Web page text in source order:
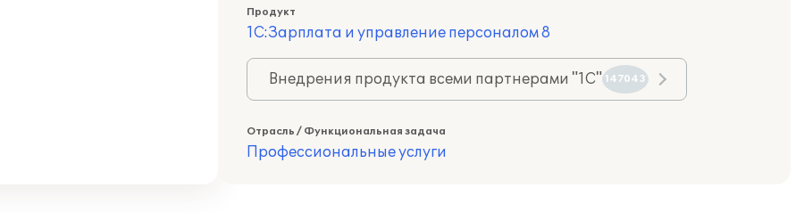
Продукт
1С:Зарплата и управление персоналом 8
Внедрения продукта всеми партнерами "1С" 147043
Отрасль / Функциональная задача
Профессиональные услуги